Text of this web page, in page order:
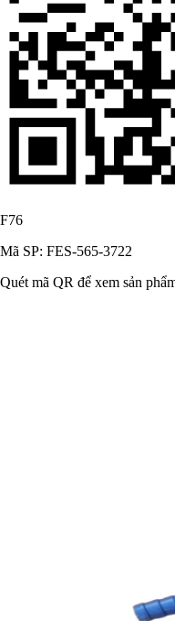
F76
Mã SP: FES-565-3722
Quét mã QR để xem sản